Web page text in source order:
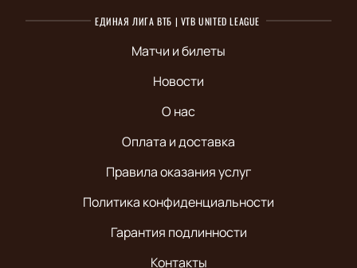
ЕДИНАЯ ЛИГА ВТБ | VTB UNITED LEAGUE
Матчи и билеты
Новости
О нас
Оплата и доставка
Правила оказания услуг
Политика конфиденциальности
Гарантия подлинности
Контакты